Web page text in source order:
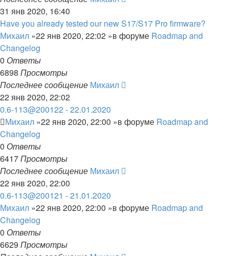
31 янв 2020, 16:40
Have you already tested our new S17/S17 Pro firmware?
Михаил »22 янв 2020, 22:02 »в форуме Roadmap and
Changelog
0 Ответы
6898 Просмотры
Последнее сообщение Михаил
22 янв 2020, 22:02
0.6-113@200122 - 22.01.2020
Михаил »22 янв 2020, 22:00 »в форуме Roadmap and
Changelog
0 Ответы
6417Просмотры
Последнее сообщение Михаил
22 янв 2020, 22:00
0.6-113@200121 - 21.01.2020
Михаил »22 янв 2020, 22:00 »в форуме Roadmap and
Changelog
0 Ответы
6629 Просмотры